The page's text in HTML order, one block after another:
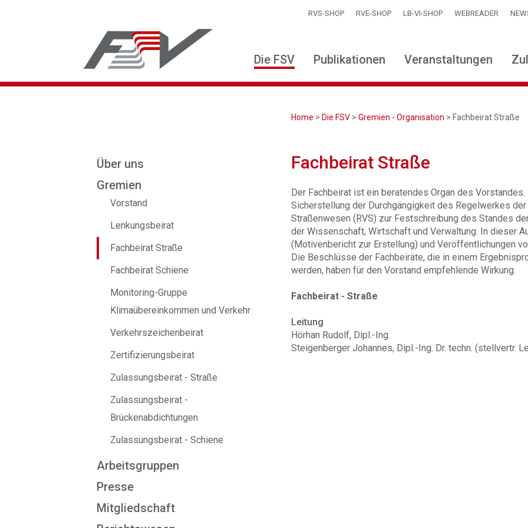
RVS-SHOP RVE-SHOP LB-VI-SHOP WEBREADER
Die FSV Publikationen Veranstaltungen
Home > Die FSV >Gremien - Organisation > Fachbeirat Straße
Über uns
Gremien
Vorstand
Lenkungsbeirat
Fachbeirat Straße
Fachbeirat Schiene
Monitoring-Gruppe
Klimaübereinkommen und Verkehr
Verkehrszeichenbeirat
Zertifizierungsbeirat
Zulassungsbeirat - Straße
Zulassungsbeirat -
Brückenabdichtungen
Zulassungsbeirat - Schiene
Arbeitsgruppen
Presse
Mitgliedschaft
Fachbeirat Straße
Der Fachbeirat ist ein beratendes Organ des
Sicherstellung der Durchgängigkeit des Regelwerkes
Straßenwesen (RVS) zur Festschreibung des Standes
der Wissenschaft, Wirtschaft und Verwaltung. In dieser
(Motivenbericht zur Erstellung) und Veröffentlichungen
Die Beschlüsse der Fachbeiräte, die in einem
werden, haben für den Vorstand empfehlende Wirkung.
Fachbeirat - Straße
Leitung
Hörhan Rudolf, Dipl.-Ing.
Steigenberger Johannes, Dipl.-Ing. Dr. techn. (stellvertr.